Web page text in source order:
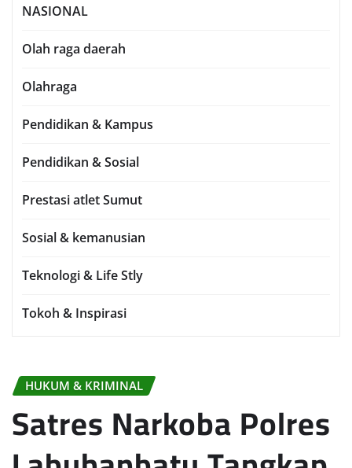
NASIONAL
Olah raga daerah
Olahraga
Pendidikan & Kampus
Pendidikan & Sosial
Prestasi atlet Sumut
Sosial & kemanusian
Teknologi & Life Stly
Tokoh & Inspirasi
HUKUM & KRIMINAL
Satres Narkoba Polres